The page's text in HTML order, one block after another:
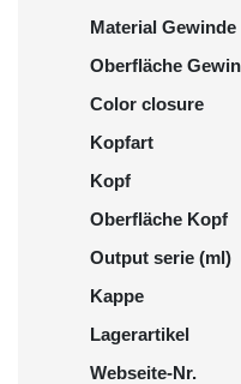
Material Gewinde
Oberfläche
Color closure
Kopfart
Kopf
Oberfläche Kopf
Output serie (ml)
Kappe
Lagerartikel
Webseite-Nr.